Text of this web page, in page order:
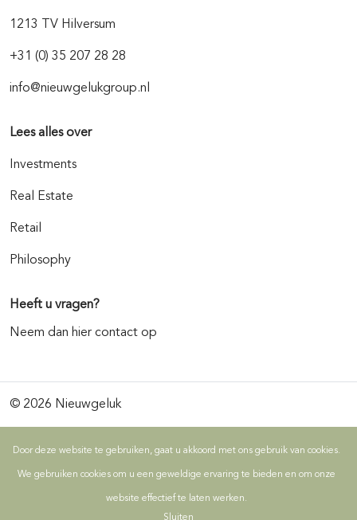
1213 TV Hilversum
+31 (0) 35 207 28 28
info@nieuwgelukgroup.nl
Lees alles over
Investments
Real Estate
Retail
Philosophy
Heeft u vragen?
Neem dan hier contact op
© 2026 Nieuwgeluk
Door deze website te gebruiken, gaat u akkoord met ons gebruik van cookies.
We gebruiken cookies om u een geweldige ervaring te bieden en om onze
website effectief te laten werken.
Sluiten